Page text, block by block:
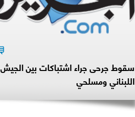
سقوط جرحى جراء اشتباكات بين الجيش
اللبناني ومسلحي